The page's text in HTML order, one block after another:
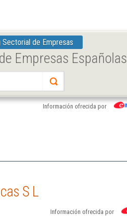
Sectorial de Empresas
Empresas Españolas
Información ofrecida por
S L
Información ofrecida por